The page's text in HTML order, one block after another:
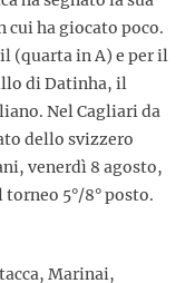
ha giocato poco.
(quarta in A) e per il
di Datinha, il
Nel Cagliari da
dello svizzero
venerdì 8 agosto,
5°/8° posto.
Marinai,